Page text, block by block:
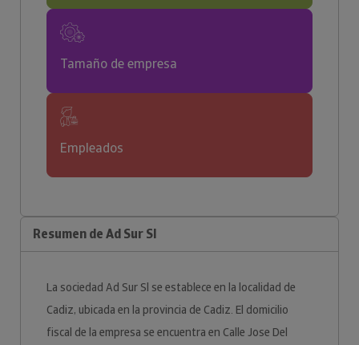
Tamaño de empresa
Empleados
Resumen de Ad Sur Sl
La sociedad Ad Sur Sl se establece en la localidad de
Cadiz, ubicada en la provincia de Cadiz. El domicilio
fiscal de la empresa se encuentra en Calle Jose Del